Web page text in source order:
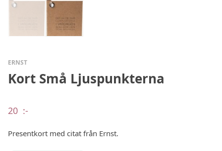
ERNST
Kort Små Ljuspunkterna
20 :-
Presentkort med citat från Ernst.